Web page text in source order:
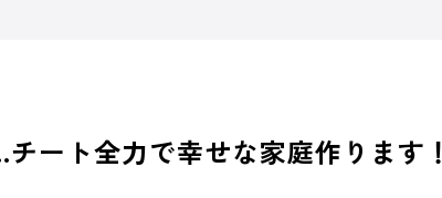
ート全力で幸せな家庭作ります！